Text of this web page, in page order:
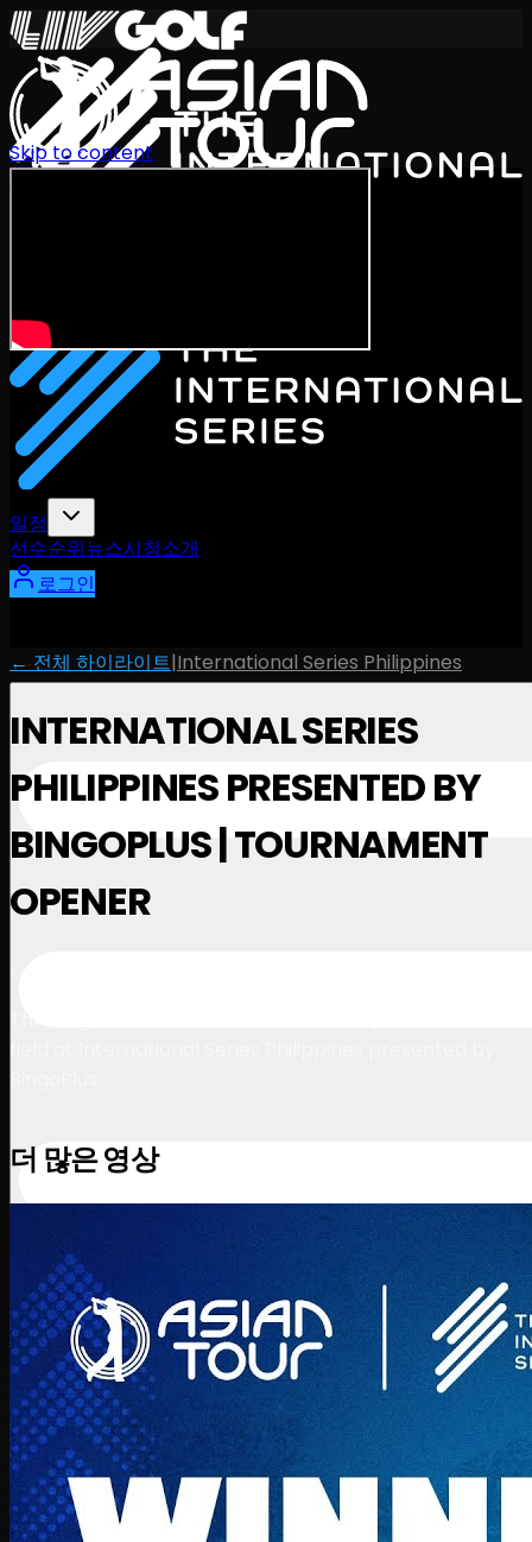
일정
선수순위 뉴스시청소개
로그인
Skip to content
← 전체 하이라이트|International Series Philippines
INTERNATIONAL SERIES
PHILIPPINES PRESENTED BY
BINGOPLUS | TOURNAMENT
OPENER
더 많은 영상